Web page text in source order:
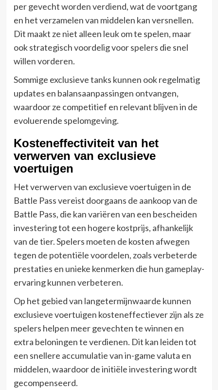
per gevecht worden verdiend, wat de voortgang
en het verzamelen van middelen kan versnellen.
Dit maakt ze niet alleen leuk om te spelen, maar
ook strategisch voordelig voor spelers die snel
willen vorderen.
Sommige exclusieve tanks kunnen ook regelmatig
updates en balansaanpassingen ontvangen,
waardoor ze competitief en relevant blijven in de
evoluerende spelomgeving.
Kosteneffectiviteit van het
verwerven van exclusieve
voertuigen
Het verwerven van exclusieve voertuigen in de
Battle Pass vereist doorgaans de aankoop van de
Battle Pass, die kan variëren van een bescheiden
investering tot een hogere kostprijs, afhankelijk
van de tier. Spelers moeten de kosten afwegen
tegen de potentiële voordelen, zoals verbeterde
prestaties en unieke kenmerken die hun gameplay-
ervaring kunnen verbeteren.
Op het gebied van langetermijnwaarde kunnen
exclusieve voertuigen kosteneffectiever zijn als ze
spelers helpen meer gevechten te winnen en
extra beloningen te verdienen. Dit kan leiden tot
een snellere accumulatie van in-game valuta en
middelen, waardoor de initiële investering wordt
gecompenseerd.